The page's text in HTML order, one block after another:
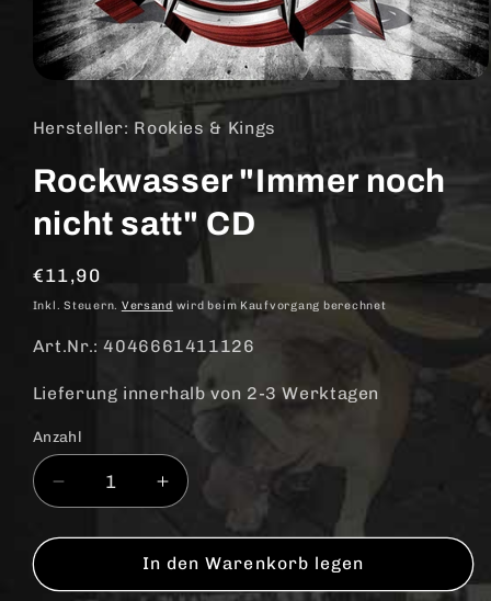
Medien
in
Modal
Hersteller: Rookies & Kings
Rockwasser "Immer noch
nicht satt" CD
Normaler
Preis
€11,90
Inkl. Steuern. Versand wird beim Kaufvorgang berechnet
Art.Nr.: 4046661411126
Lieferung innerhalb von 2-3 Werktagen
Anzahl
Anzahl
Verringere
die
Menge
Rockwasser
Erhöhe
die
Menge
für
Rockwasser
In den Warenkorb legen